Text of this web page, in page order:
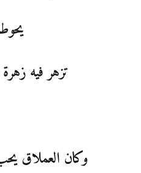
تزهر فيه
وكان العملاق